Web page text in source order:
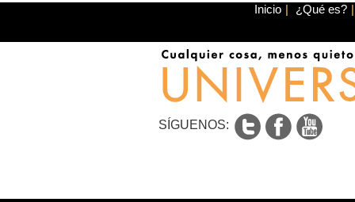
Inicio | ¿Qué es? |
SÍGUENOS: